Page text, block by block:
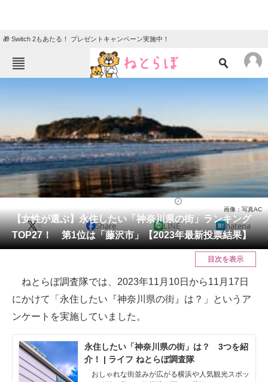
🎁 Switch 2もあたる！ プレゼントキャンペーン実施中！
クイズ
グルメ 地域
住まい 教育・育児
動物 リサーチ
会員記事
メディア
ITの今と未来を見通す
スマホと通信の最新トレンド
進化するPCとデバイスの未来
好きが集まる 比べて選べる
【女性が選ぶ】永住したい「神奈川県の街」ランキング
TOP27！ 第1位は「藤沢市」【2023年最新投票結果】
画像：写真AC
X Share LINE hatena
目次を表示
ねとらぼ調査隊では、2023年11月10日から11月17日
にかけて「永住したい『神奈川県の街』は？」というア
ンケートを実施していました。
永住したい「神奈川県の街」は？ 3つを紹
介！ | ライフ ねとらぼ調査隊
おしゃれな街並みが広がる横浜や人気観光スポッ